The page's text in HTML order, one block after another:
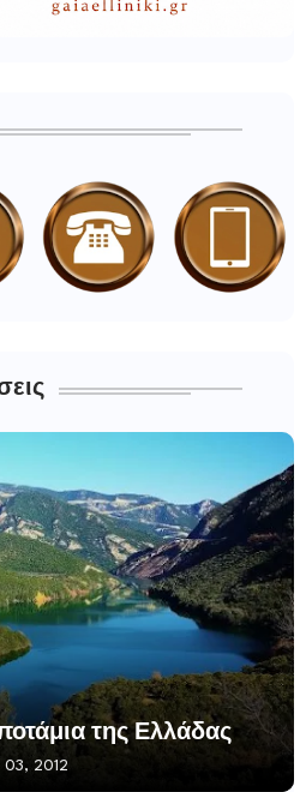
της Ελλάδας
03, 2012